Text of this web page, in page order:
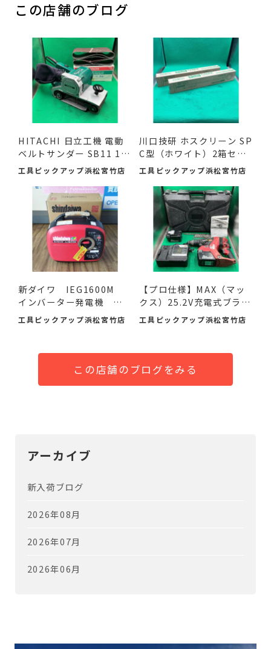
この店舗のブログ
HITACHI 日立工機 電動
ベルトサンダー SB11 11
0mm ...
工具ピックアップ浜松宮竹店
川口技研 ホスクリーン SP
C型（ホワイト）2箱セ
ッ...
工具ピックアップ浜松宮竹店
新ダイワ IEG1600M
インバーター発電機 入
荷し...
工具ピックアップ浜松宮竹店
【プロ仕様】MAX（マッ
クス）25.2V充電式ブラシ
レ...
工具ピックアップ浜松宮竹店
この店舗のブログをみる
アーカイブ
新入荷ブログ
2026年08月
2026年07月
2026年06月